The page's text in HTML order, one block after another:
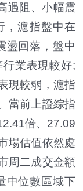
遇阻、小幅震
，滬指盤中在
盪回落，盤中
業表現較好;
現較弱，滬指
當前上證綜指
倍、27.09
場估值依然處
周二成交金額
中位數區域下